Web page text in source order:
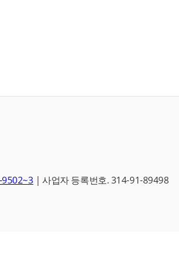
|사업자 등록번호. 314-91-89498